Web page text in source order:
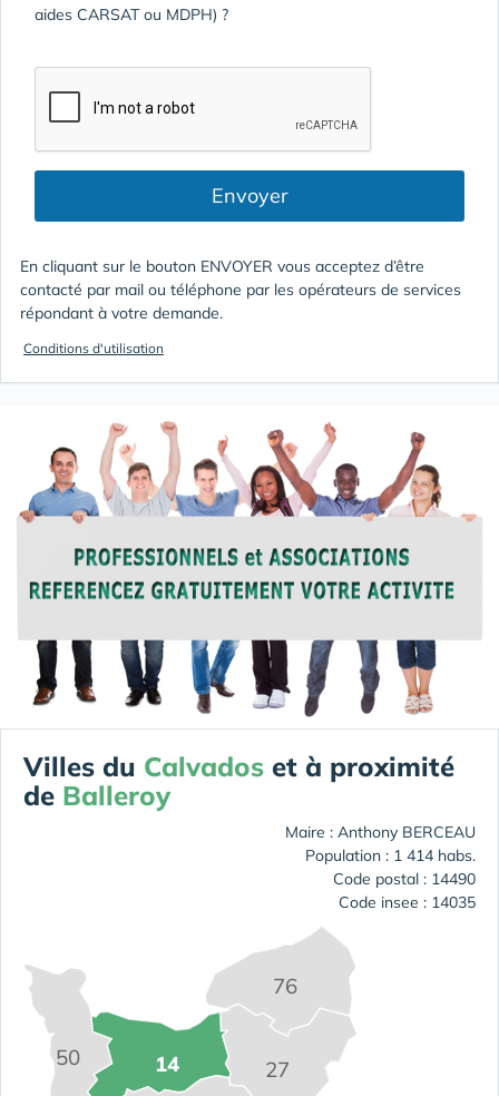
aides CARSAT ou MDPH) ?
Envoyer
En cliquant sur le bouton ENVOYER vous acceptez d’être
contacté par mail ou téléphone par les opérateurs de services
répondant à votre demande.
Conditions d'utilisation
Villes du Calvados et à proximité
de Balleroy
Maire : Anthony BERCEAU
Population : 1 414 habs.
Code postal : 14490
Code insee : 14035
14 27
50
76